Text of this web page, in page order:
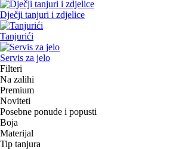
Dječji tanjuri i zdjelice
Tanjurići
Servis za jelo
Filteri
Na zalihi
Premium
Noviteti
Posebne ponude i popusti
Boja
Materijal
Tip tanjura